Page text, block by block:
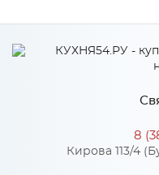
*
8
Кирова 113/4